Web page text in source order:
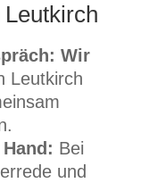
Wir
Leutkirch
Bei
und